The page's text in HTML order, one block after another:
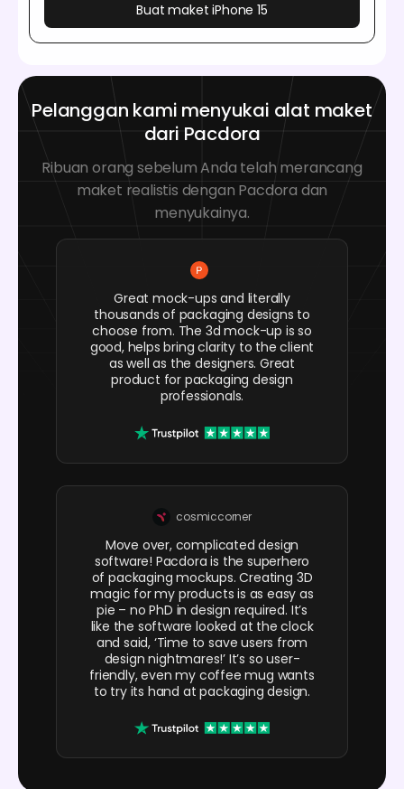
Buat maket iPhone 15
Pelanggan kami menyukai alat maket
dari Pacdora
Ribuan orang sebelum Anda telah merancang
maket realistis dengan Pacdora dan
menyukainya.
Great mock-ups and literally
thousands of packaging designs to
choose from. The 3d mock-up is so
good, helps bring clarity to the client
as well as the designers. Great
product for packaging design
professionals.
cosmiccorner
Move over, complicated design
software! Pacdora is the superhero
of packaging mockups. Creating 3D
magic for my products is as easy as
pie – no PhD in design required. It’s
like the software looked at the clock
and said, ‘Time to save users from
design nightmares!’ It’s so user-
friendly, even my coffee mug wants
to try its hand at packaging design.